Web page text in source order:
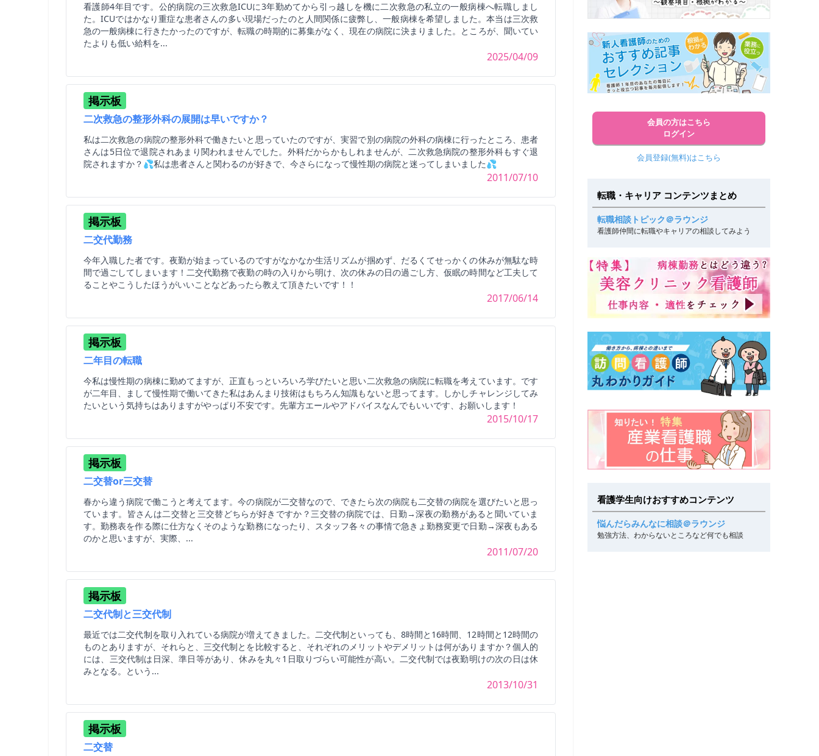
看護師4年目です。公的病院の三次救急ICUに3年勤めてから引っ越しを機に二次救急の私立の一般病棟へ転職しまし
た。ICUではかなり重症な患者さんの多い現場だったのと人間関係に疲弊し、一般病棟を希望しました。本当は三次救
急の一般病棟に行きたかったのですが、転職の時期的に募集がなく、現在の病院に決まりました。ところが、聞いてい
たよりも低い給料を...
2025/04/09
掲示板
二次救急の整形外科の展開は早いですか？
私は二次救急の病院の整形外科で働きたいと思っていたのですが、実習で別の病院の外科の病棟に行ったところ、患者
さんは5日位で退院されあまり関われませんでした。外科だからかもしれませんが、二次救急病院の整形外科もすぐ退
院されますか？💦私は患者さんと関わるのが好きで、今さらになって慢性期の病院と迷ってしまいました💦
2011/07/10
掲示板
二交代勤務
今年入職した者です。夜勤が始まっているのですがなかなか生活リズムが掴めず、だるくてせっかくの休みが無駄な時
間で過ごしてしまいます！二交代勤務で夜勤の時の入りから明け、次の休みの日の過ごし方、仮眠の時間など工夫して
ることやこうしたほうがいいことなどあったら教えて頂きたいです！！
2017/06/14
掲示板
二年目の転職
今私は慢性期の病棟に勤めてますが、正直もっといろいろ学びたいと思い二次救急の病院に転職を考えています。です
が二年目、まして慢性期で働いてきた私はあんまり技術はもちろん知識もないと思ってます。しかしチャレンジしてみ
たいという気持ちはありますがやっぱり不安です。先輩方エールやアドバイスなんでもいいです、お願いします！
2015/10/17
掲示板
二交替or三交替
春から違う病院で働こうと考えてます。今の病院が二交替なので、できたら次の病院も二交替の病院を選びたいと思っ
ています。皆さんは二交替と三交替どちらが好きですか？三交替の病院では、日勤→深夜の勤務があると聞いていま
す。勤務表を作る際に仕方なくそのような勤務になったり、スタッフ各々の事情で急きょ勤務変更で日勤→深夜もある
のかと思いますが、実際、...
2011/07/20
掲示板
二交代制と三交代制
最近では二交代制を取り入れている病院が増えてきました。二交代制といっても、8時間と16時間、12時間と12時間の
ものとありますが、それらと、三交代制とを比較すると、それぞれのメリットやデメリットは何がありますか？個人的
には、三交代制は日深、準日等があり、休みを丸々1日取りづらい可能性が高い。二交代制では夜勤明けの次の日は休
みとなる。という...
2013/10/31
掲示板
二交替
会員の方はこちら
ログイン
会員登録(無料)はこちら
転職・キャリア コンテンツまとめ
転職相談トピック＠ラウンジ
看護師仲間に転職やキャリアの相談してみよう
看護学生向けおすすめコンテンツ
悩んだらみんなに相談＠ラウンジ
勉強方法、わからないところなど何でも相談